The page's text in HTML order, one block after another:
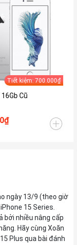
Tiết kiệm: 700.000₫
Cũ
ngày 13/9 (theo giờ
15 Series.
bởi nhiều nâng cấp
Hãy cùng Xoăn
Plus qua bài đánh